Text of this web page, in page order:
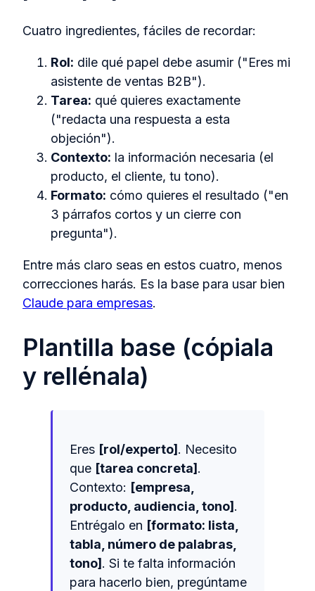
Cuatro ingredientes, fáciles de recordar:
Rol: dile qué papel debe asumir ("Eres mi
asistente de ventas B2B").
Tarea: qué quieres exactamente
("redacta una respuesta a esta
objeción").
Contexto: la información necesaria (el
producto, el cliente, tu tono).
Formato: cómo quieres el resultado ("en
3 párrafos cortos y un cierre con
pregunta").
Entre más claro seas en estos cuatro, menos
correcciones harás. Es la base para usar bien
Claude para empresas.
Plantilla base (cópiala
y rellénala)
Eres [rol/experto] . Necesito
que [tarea concreta] .
Contexto: [empresa,
producto, audiencia, tono] .
Entrégalo en [formato: lista,
tabla, número de palabras,
tono] . Si te falta información
para hacerlo bien, pregúntame